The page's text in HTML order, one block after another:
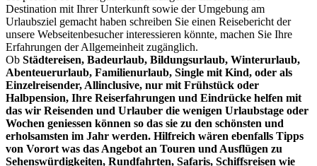
Destination mit Ihrer Unterkunft sowie der Umgebung am
Urlaubsziel gemacht haben schreiben Sie einen Reisebericht der
unsere Webseitenbesucher interessieren könnte, machen Sie Ihre
Erfahrungen der Allgemeinheit zugänglich.
Ob Städtereisen, Badeurlaub, Bildungsurlaub, Winterurlaub,
Abenteuerurlaub, Familienurlaub, Single mit Kind, oder als
Einzelreisender, Allinclusive, nur mit Frühstück oder
Halbpension, Ihre Reiserfahrungen und Eindrücke helfen mit
das wir Reisenden und Urlauber die wenigen Urlaubstage oder
Wochen geniessen können so das sie zu den schönsten und
erholsamsten im Jahr werden. Hilfreich wären ebenfalls Tipps
von Vorort was das Angebot an Touren und Ausflügen zu
Sehenswürdigkeiten, Rundfahrten, Safaris, Schiffsreisen wie